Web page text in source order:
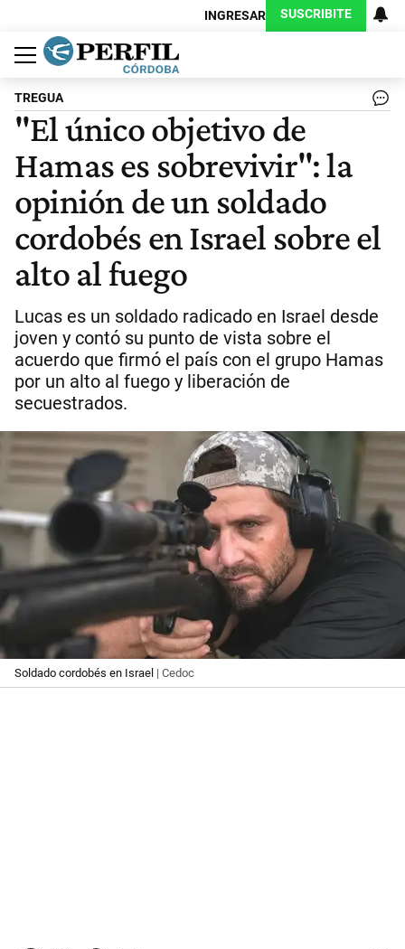
INGRESAR SUSCRIBITE
Política
Economía
Judiciales
Sociedad
Cultura
Espectáculos
Deportes
Protagonistas
TREGUA
"El único objetivo de
Hamas es sobrevivir": la
opinión de un soldado
cordobés en Israel sobre el
alto al fuego
Lucas es un soldado radicado en Israel desde
joven y contó su punto de vista sobre el
acuerdo que firmó el país con el grupo Hamas
por un alto al fuego y liberación de
secuestrados.
Soldado cordobés en Israel | Cedoc